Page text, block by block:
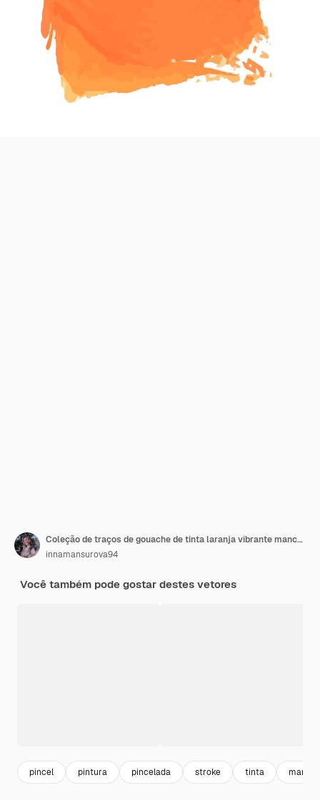
Coleção de traços de gouache de tinta laranja vibrante manchas pintadas à mão manchas de aquarela
innamansurova94
Você também pode gostar destes vetores
pincel pintura pincelada stroke tinta